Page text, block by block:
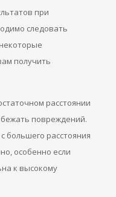
при
следовать
получить
расстоянии
повреждений.
большего расстояния
особенно если
к высокому